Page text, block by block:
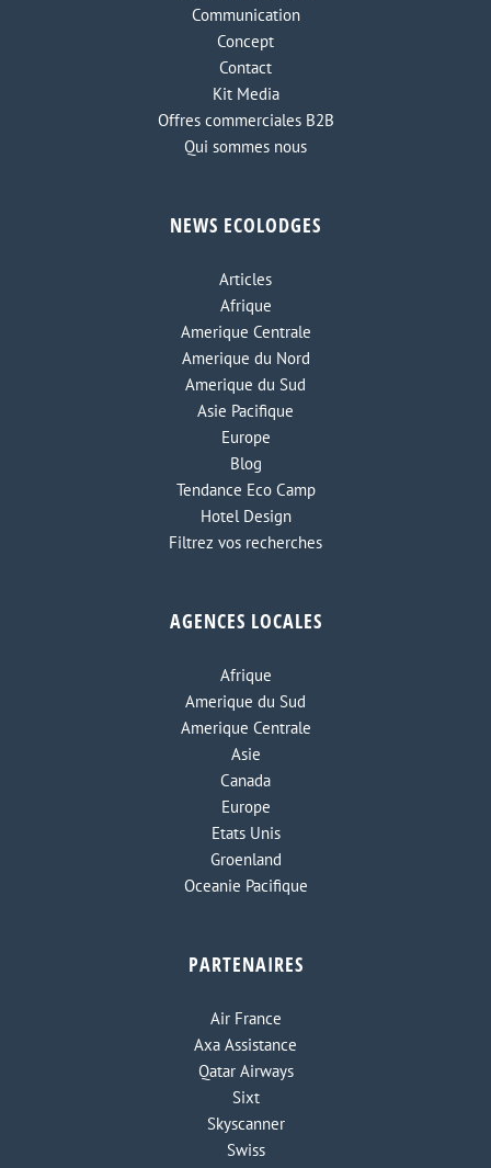
Communication
Concept
Contact
Kit Media
Offres commerciales B2B
Qui sommes nous
NEWS ECOLODGES
Articles
Afrique
Amerique Centrale
Amerique du Nord
Amerique du Sud
Asie Pacifique
Europe
Blog
Tendance Eco Camp
Hotel Design
Filtrez vos recherches
AGENCES LOCALES
Afrique
Amerique du Sud
Amerique Centrale
Asie
Canada
Europe
Etats Unis
Groenland
Oceanie Pacifique
PARTENAIRES
Air France
Axa Assistance
Qatar Airways
Sixt
Skyscanner
Swiss